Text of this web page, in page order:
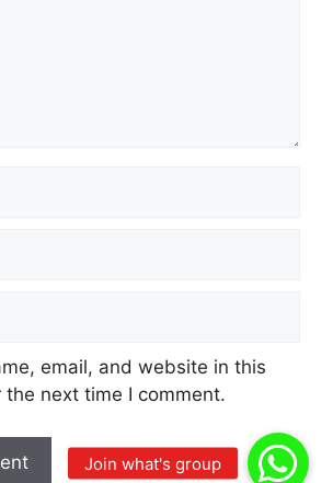
email, and website in this
next time I comment.